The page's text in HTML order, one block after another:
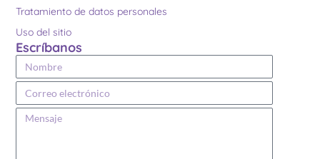
Tratamiento de datos personales
Uso del sitio
Escríbanos